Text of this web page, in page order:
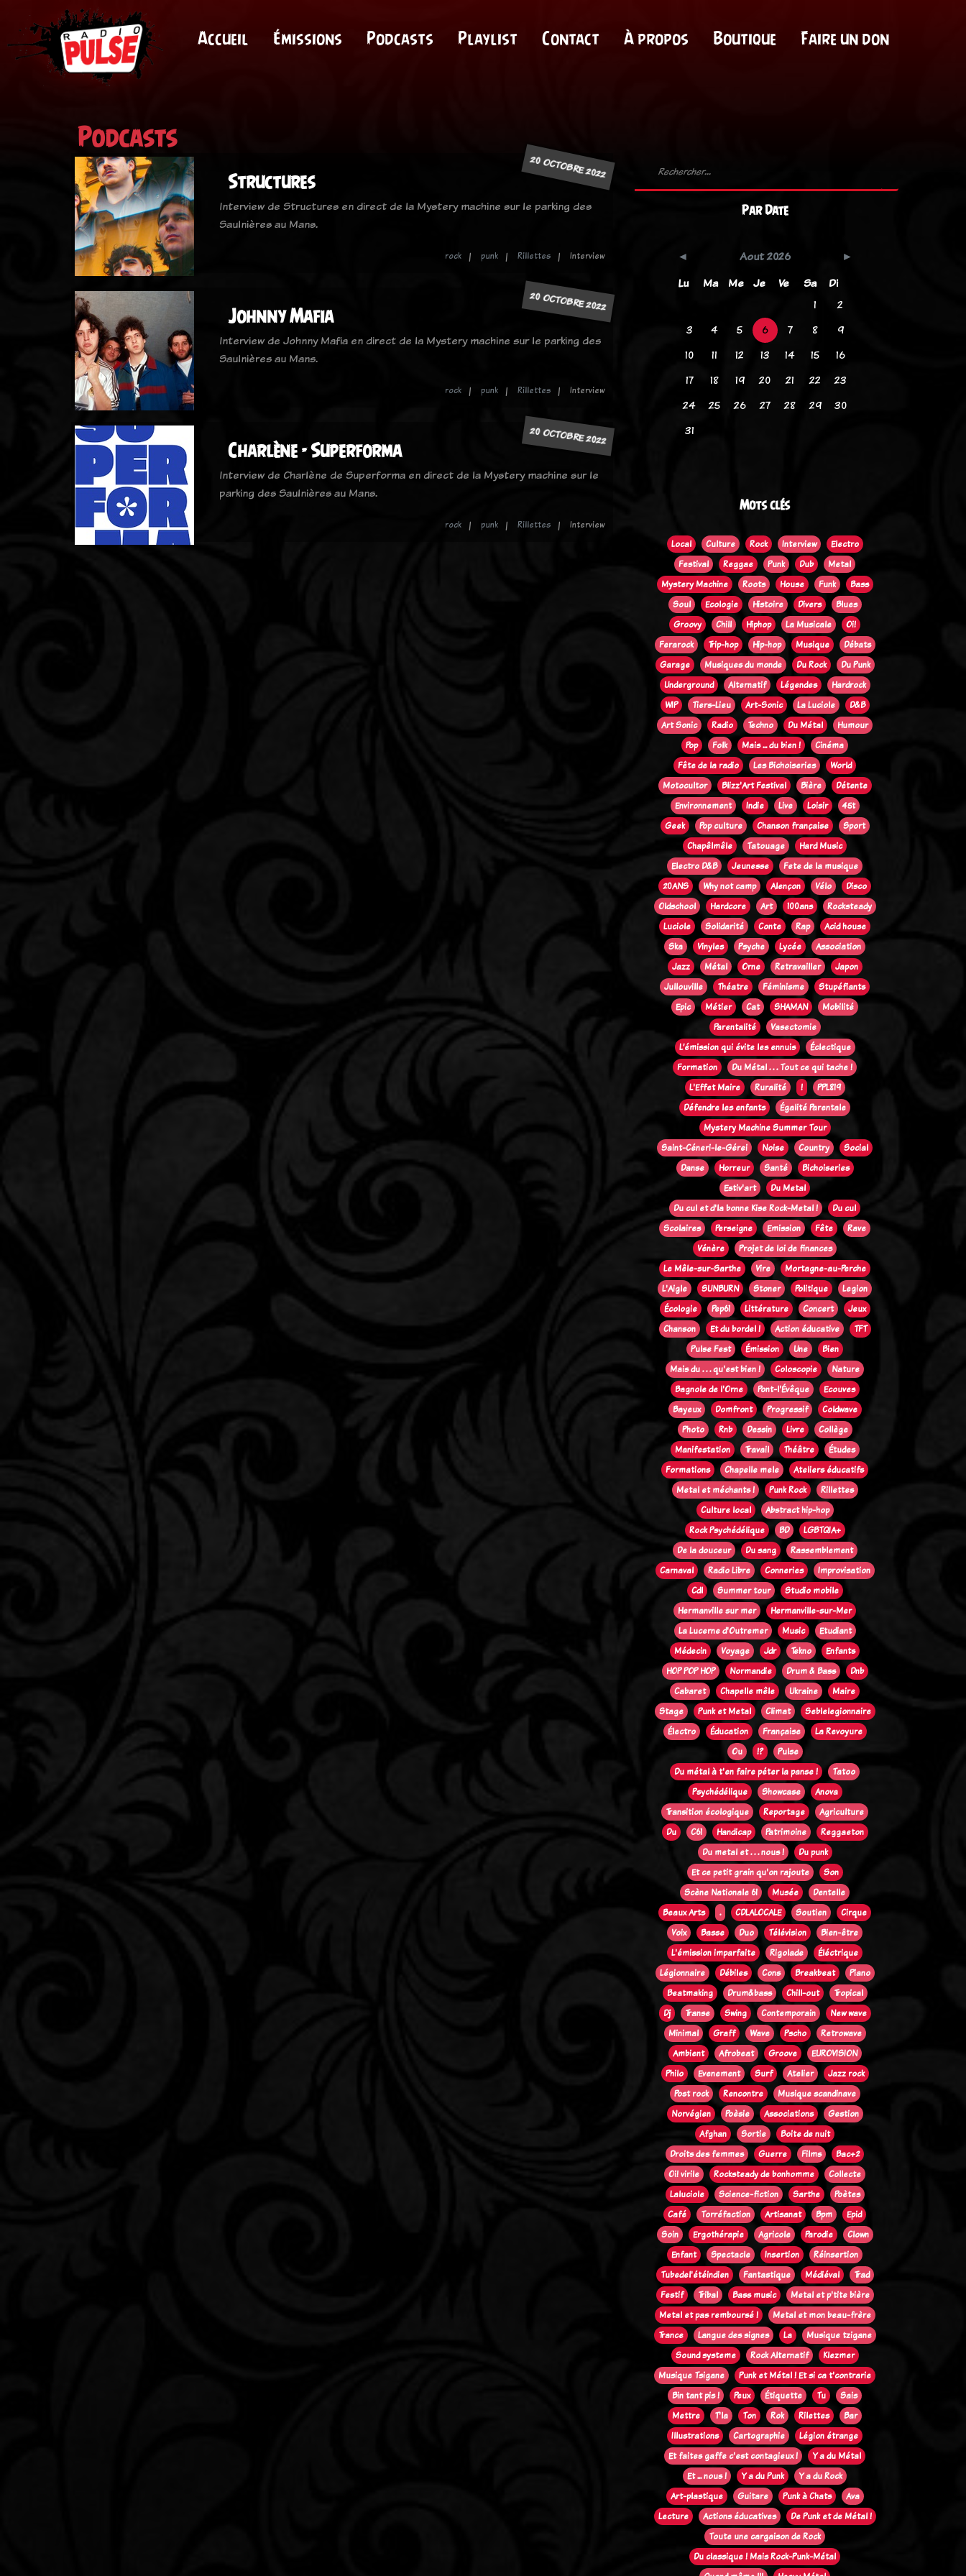
Accueil Émissions Podcasts Playlist Contact À propos Boutique Faire un don
Podcasts
20 OCTOBRE 2022
Structures
Interview de Structures en direct de la Mystery machine sur le parking des
Saulnières au Mans.
rock punk Rillettes Interview
20 OCTOBRE 2022
Johnny Mafia
Interview de Johnny Mafia en direct de la Mystery machine sur le parking des
Saulnières au Mans.
rock punk Rillettes Interview
20 OCTOBRE 2022
Charlène - Superforma
Interview de Charlène de Superforma en direct de la Mystery machine sur le
parking des Saulnières au Mans.
rock punk Rillettes Interview
Par Date
Aout 2026
Lu
Ma Me Je Ve Sa
Di
1
2
3
4 5 6 7 8
9
10
11 12 13 14 15
16
17
18 19 20 21 22
23
24
25 26 27 28 29
30
31
Mots clés
Local Culture Rock Interview
Electro
Festival
Reggae Punk Dub
Metal
Mystery Machine
Roots House Funk
Bass
Soul
Ecologie Histoire Divers
Blues
Groovy
Chill Hiphop La Musicale
Oi!
Ferarock
Trip-hop Hip-hop Musique
Débats
Garage
Musiques du monde Du Rock
Du Punk
Underground
Alternatif Légendes
Hardrock
WIP
Tiers-Lieu Art-Sonic La Luciole
D&B
Art Sonic
Radio Techno Du Métal
Humour
Pop
Folk Mais ... du bien !
Cinéma
Fête de la radio
Les Bichoiseries
World
Motocultor
Blizz'Art Festival Bière
Détente
Environnement
Indie Live Loisir
45t
Geek
Pop culture Chanson française
Sport
Chapêlmêle
Tatouage
Hard Music
Electro D&B
Jeunesse
Fete de la musique
20ANS
Why not camp Alençon Vélo
Disco
Oldschool
Hardcore Art 100ans
Rocksteady
Luciole
Solidarité Conte Rap
Acid house
Ska
Vinyles Psyche Lycée
Association
Jazz
Métal Orne Retravailler
Japon
Jullouville
Théatre Féminisme
Stupéfiants
Epic
Métier Cat SHAMAN
Mobilité
Parentalité
Vasectomie
L’émission qui évite les ennuis
Éclectique
Formation
Du Métal . . . Tout ce qui tache !
L'Effet Maire
Ruralité !
PPL819
Défendre les enfants
Égalité Parentale
Mystery Machine Summer Tour
Saint-Céneri-le-Gérei
Noise Country
Social
Danse
Horreur Santé
Bichoiseries
Estiv'art
Du Metal
Du cul et d'la bonne Kise Rock-Metal !
Du cul
Scolaires
Perseigne Emission Fête
Rave
Vénère
Projet de loi de finances
Le Mêle-sur-Sarthe
Vire
Mortagne-au-Perche
L'Aigle
SUNBURN Stoner Politique
Legion
Écologie
Pep61 Littérature Concert
Jeux
Chanson
Et du bordel ! Action éducative
TFT
Pulse Fest
Émission Une
Bien
Mais du . . . qu'est bien !
Coloscopie
Nature
Bagnole de l'Orne
Pont-l'Évêque
Ecouves
Bayeux
Domfront Progressif
Coldwave
Photo
Rnb Dessin Livre
Collège
Manifestation
Travail Théâtre
Études
Formations
Chapelle mele
Ateliers éducatifs
Metal et méchants !
Punk Rock
Rillettes
Culture local
Abstract hip-hop
Rock Psychédélique
BD
LGBTQIA+
De la douceur
Du sang
Rassemblement
Carnaval
Radio Libre Conneries
Improvisation
Cdl
Summer tour
Studio mobile
Hermanville sur mer
Hermanville-sur-Mer
La Lucerne d'Outremer
Music
Etudiant
Médecin
Voyage Jdr Tekno
Enfants
HOP POP HOP
Normandie Drum & Bass
Dnb
Cabaret
Chapelle mêle Ukraine
Maire
Stage
Punk et Metal Climat
Seblelegionnaire
Électro
Éducation Française
La Revoyure
Ou
!?
Pulse
Du métal à t'en faire péter la panse !
Tatoo
Psychédélique
Showcase
Anova
Transition écologique
Reportage
Agriculture
Du
C61 Handicap Patrimoine
Reggaeton
Du metal et . . . nous !
Du punk
Et ce petit grain qu'on rajoute
Son
Scène Nationale 61
Musée
Dentelle
Beaux Arts
. CDLALOCALE Soutien
Cirque
Voix
Basse Duo Télévision
Bien-être
L'émission imparfaite
Rigolade
Éléctrique
Légionnaire
Débiles Cons Breakbeat
Piano
Beatmaking
Drum&bass Chill-out
Tropical
Dj
Transe Swing Contemporain
New wave
Minimal
Graff Wave Pscho
Retrowave
Ambient
Afrobeat Groove
EUROVISION
Philo
Evenement Surf Atelier
Jazz rock
Post rock
Rencontre
Musique scandinave
Norvégien
Poèsie Associations
Gestion
Afghan
Sortie
Boite de nuit
Droits des femmes
Guerre Films
Bac+2
Oi! virile
Rocksteady de bonhomme
Collecte
Laluciole
Science-fiction Sarthe
Poètes
Café
Torréfaction Artisanat Bpm
Epid
Soin
Ergothérapie Agricole Parodie
Clown
Enfant
Spectacle Insertion
Réinsertion
Tubedel'étéindien
Fantastique Médiéval
Trad
Festif
Tribal Bass music
Metal et p'tite bière
Metal et pas remboursé !
Metal et mon beau-frère
Trance
Langue des signes La
Musique tzigane
Sound systeme
Rock Alternatif
Klezmer
Musique Tsigane
Punk et Métal ! Et si ca t'contrarie
Bin tant pis !
Peux Étiquette Tu
Sais
Mettre
T'la Ton Rok Rilettes
Bar
Illustrations
Cartographie
Légion étrange
Et faites gaffe c'est contagieux !
Y a du Métal
Et ... nous !
Y a du Punk
Y a du Rock
Art-plastique
Guitare Punk à Chats
Ava
Lecture
Actions éducatives
De Punk et de Métal !
Toute une cargaison de Rock
Du classique ! Mais Rock-Punk-Métal